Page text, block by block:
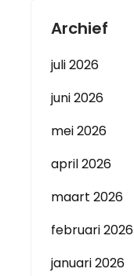
Archief
juli 2026
juni 2026
mei 2026
april 2026
maart 2026
februari 2026
januari 2026